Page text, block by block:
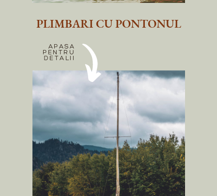
PLIMBARI CU PONTONUL
APASA
PENTRU
DETALII